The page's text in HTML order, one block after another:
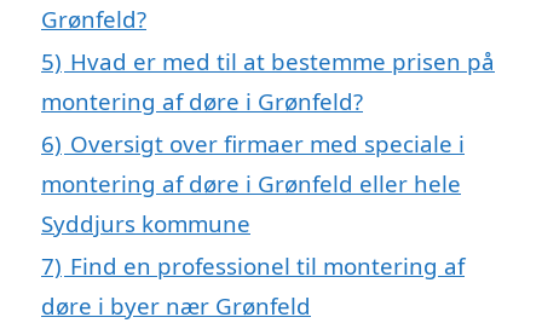
Grønfeld?
5) Hvad er med til at bestemme prisen på
montering af døre i Grønfeld?
6) Oversigt over firmaer med speciale i
montering af døre i Grønfeld eller hele
Syddjurs kommune
7) Find en professionel til montering af
døre i byer nær Grønfeld